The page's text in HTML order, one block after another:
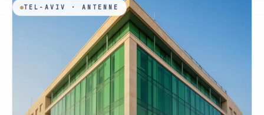
TEL-AVIV · ANTENNE